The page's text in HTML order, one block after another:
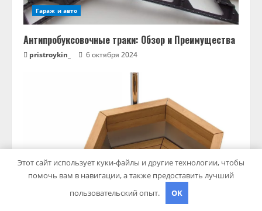
Гараж и авто
Антипробуксовочные траки: Обзор и Преимущества
pristroykin_ 6 октября 2024
Этот сайт использует куки-файлы и другие технологии, чтобы
помочь вам в навигации, а также предоставить лучший
пользовательский опыт.
OK